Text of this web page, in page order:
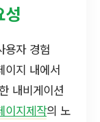
용자 경험
이지 내에서
내비게이션
이지제작의 노